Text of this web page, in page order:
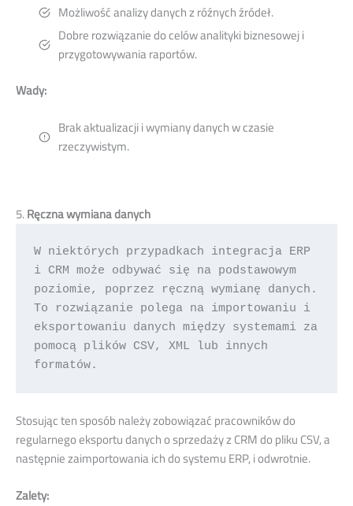
Możliwość analizy danych z róźnych źródeł.
Dobre rozwiązanie do celów analityki biznesowej i
przygotowywania raportów.
Wady:
Brak aktualizacji i wymiany danych w czasie
rzeczywistym.
5.Ręczna wymiana danych
W niektórych przypadkach integracja ERP
i CRM może odbywać się na podstawowym
poziomie, poprzez ręczną wymianę danych.
To rozwiązanie polega na importowaniu i
eksportowaniu danych między systemami za
pomocą plików CSV, XML lub innych
formatów.
Stosując ten sposób należy zobowiązać pracowników do
regularnego eksportu danych o sprzedaży z CRM do pliku CSV, a
następnie zaimportowania ich do systemu ERP, i odwrotnie.
Zalety: